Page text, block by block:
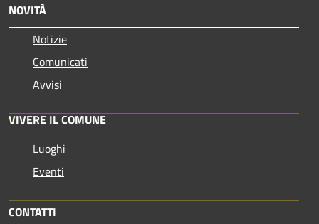
NOVITÀ
Notizie
Comunicati
Avvisi
VIVERE IL COMUNE
Luoghi
Eventi
CONTATTI